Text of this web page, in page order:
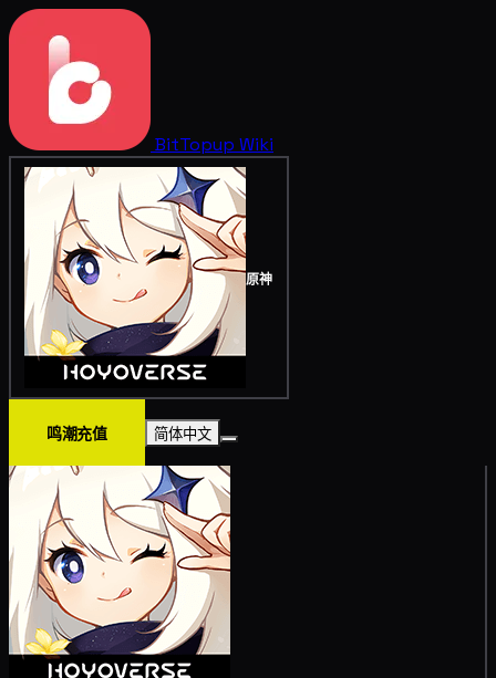
BitTopup Wiki
原神
鸣潮充值 简体中文